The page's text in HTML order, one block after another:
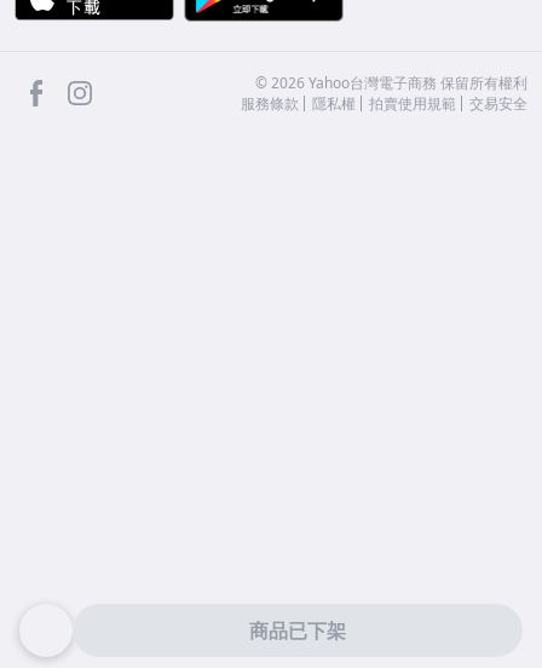
商品已下架
facebook ©2026 Yahoo台灣電子商務 保留所有權利
服務條款
隱私權 拍賣使用規範 交易安全